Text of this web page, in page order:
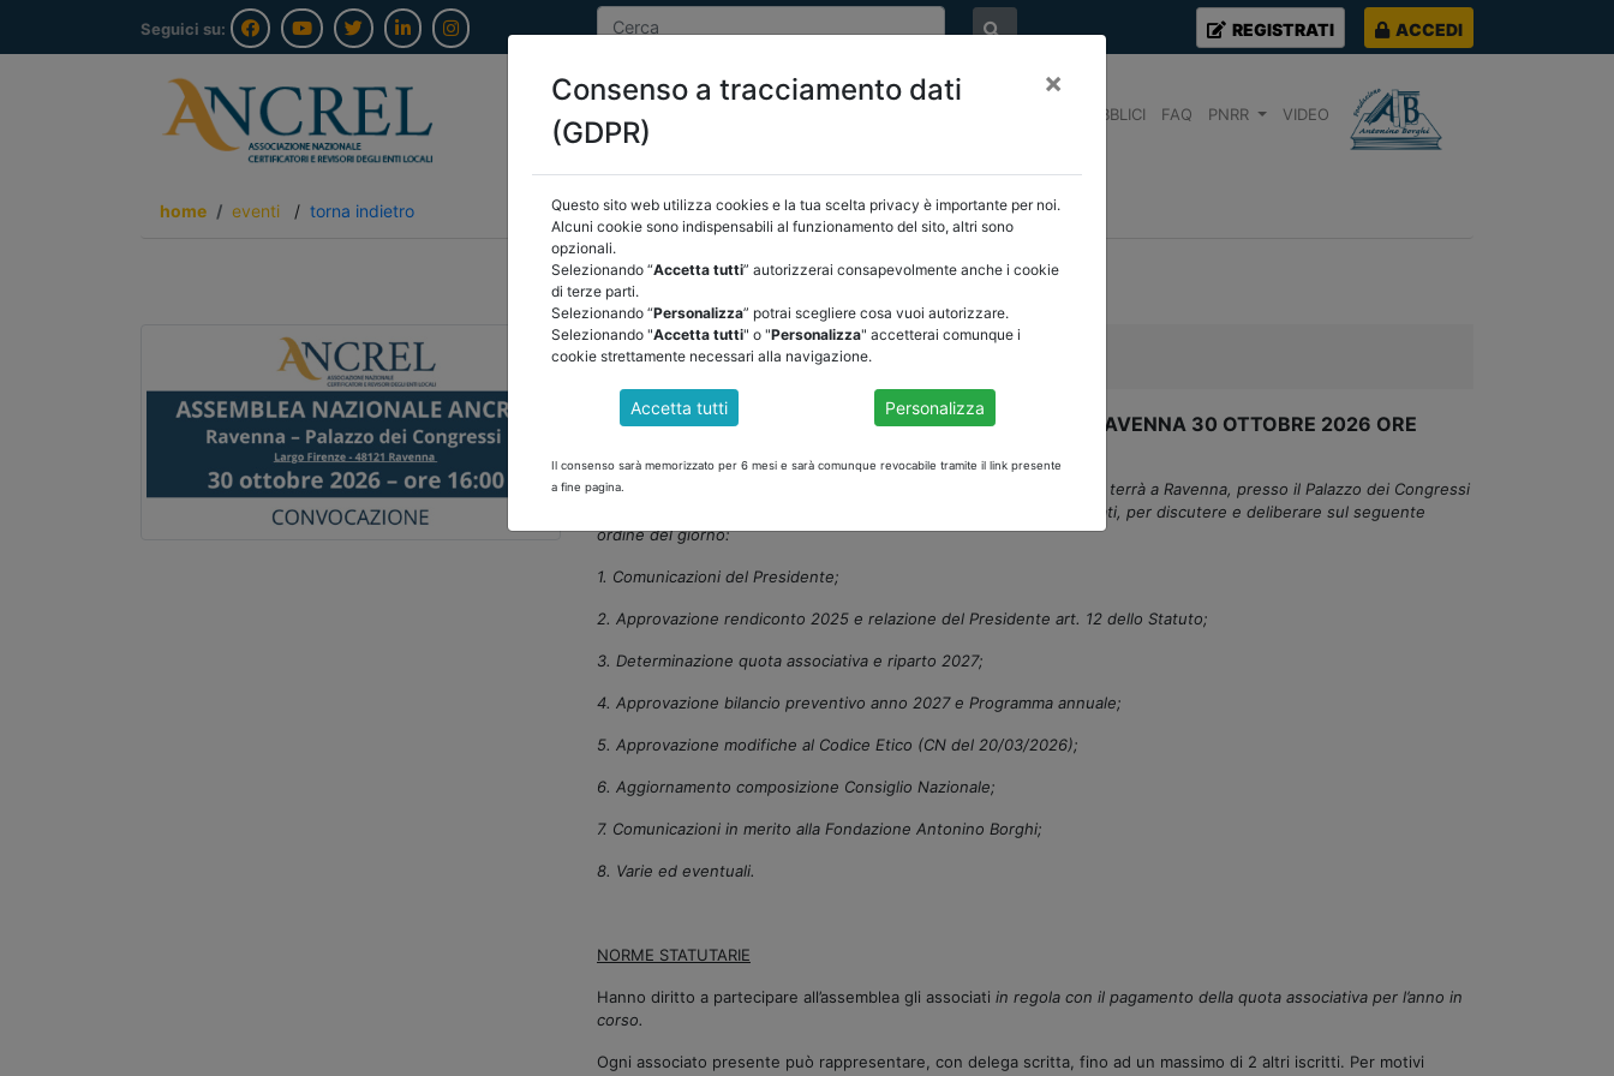
Seguici su: REGISTRATI ACCEDI
DOCUMENTI PUBBLICI FAQ PNRR VIDEO
home eventi / torna indietro
EVENTI
Data evento:30-10-2026
Luogo:30 OTTOBRE 2026 - Palazzo dei Congressi Ravenna
CONVOCAZIONE ASSEMBLEA NAZIONALE ANCREL RAVENNA 30 OTTOBRE 2026 ORE
Si comunica che il giorno venerdì 30 ottobre 2026, alle ore 16:00, si terrà a Ravenna, presso il Palazzo dei Congressi
) , l’Assemblea annuale degli Associati, per discutere e deliberare sul seguente
ordine del giorno:
1. Comunicazioni del Presidente;
2. Approvazione rendiconto 2025 e relazione del Presidente art. 12 dello Statuto;
3. Determinazione quota associativa e riparto 2027;
4. Approvazione bilancio preventivo anno 2027 e Programma annuale;
5. Approvazione modifiche al Codice Etico (CN del 20/03/2026);
6. Aggiornamento composizione Consiglio Nazionale;
7. Comunicazioni in merito alla Fondazione Antonino Borghi;
8. Varie ed eventuali.
NORME STATUTARIE
Hanno diritto a partecipare all’assemblea gli associati in regola con il pagamento della quota associativa per l’anno in
corso.
Ogni associato presente può rappresentare, con delega scritta, fino ad un massimo di 2 altri iscritti. Per motivi
Consenso a tracciamento dati
(GDPR)
×
Questo sito web utilizza cookies e la tua scelta privacy è importante per noi.
Alcuni cookie sono indispensabili al funzionamento del sito, altri sono
opzionali.
Selezionando “Accetta tutti” autorizzerai consapevolmente anche i cookie
di terze parti.
Selezionando “Personalizza” potrai scegliere cosa vuoi autorizzare.
Selezionando "Accetta tutti" o "Personalizza" accetterai comunque i
cookie strettamente necessari alla navigazione.
Accetta tutti Personalizza
Il consenso sarà memorizzato per 6 mesi e sarà comunque revocabile tramite il link presente
a fine pagina.